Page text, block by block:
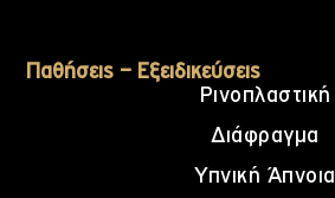
Παθήσεις – Εξειδικεύσεις
Ρινοπλαστική
Διάφραγμα
Υπνική Άπνοια